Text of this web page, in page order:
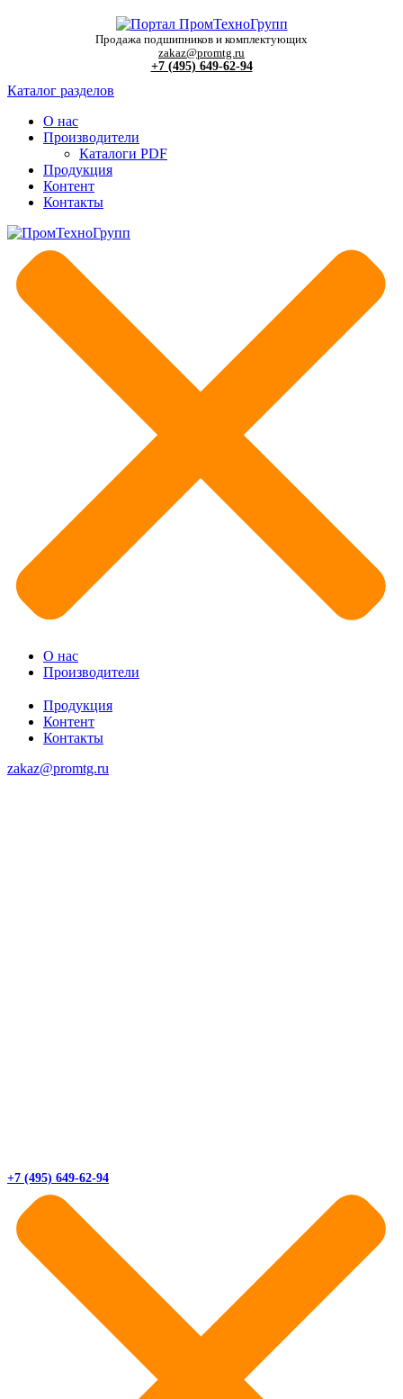
Продажа подшипников и комплектующих
zakaz@promtg.ru
+7 (495) 649-62-94
Каталог разделов
О нас
Производители
Каталоги PDF
Продукция
Контент
Контакты
О нас
Производители
Продукция
Контент
Контакты
zakaz@promtg.ru
+7 (495) 649-62-94